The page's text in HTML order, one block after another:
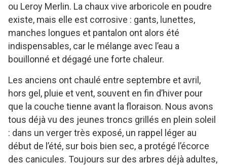
ou Leroy Merlin. La chaux vive arboricole en poudre
existe, mais elle est corrosive : gants, lunettes,
manches longues et pantalon ont alors été
indispensables, car le mélange avec l’eau a
bouillonné et dégagé une forte chaleur.
Les anciens ont chaulé entre septembre et avril,
hors gel, pluie et vent, souvent en fin d’hiver pour
que la couche tienne avant la floraison. Nous avons
tous déjà vu des jeunes troncs grillés en plein soleil
: dans un verger très exposé, un rappel léger au
début de l’été, sur bois bien sec, a protégé l’écorce
des canicules. Toujours sur des arbres déjà adultes,